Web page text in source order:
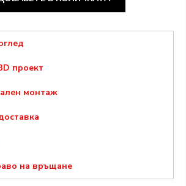
проект
монтаж
на връщане